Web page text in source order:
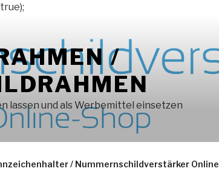
/
lassen und als Werbemittel einsetzen
/ Nummernschildverstärker